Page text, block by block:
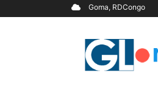
Goma, RDCongo